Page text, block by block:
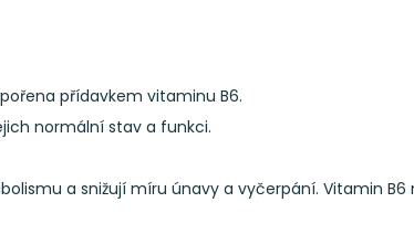
přídavkem vitaminu B6.
normální stav a funkci.
a snižují míru únavy a vyčerpání. Vitamin B6